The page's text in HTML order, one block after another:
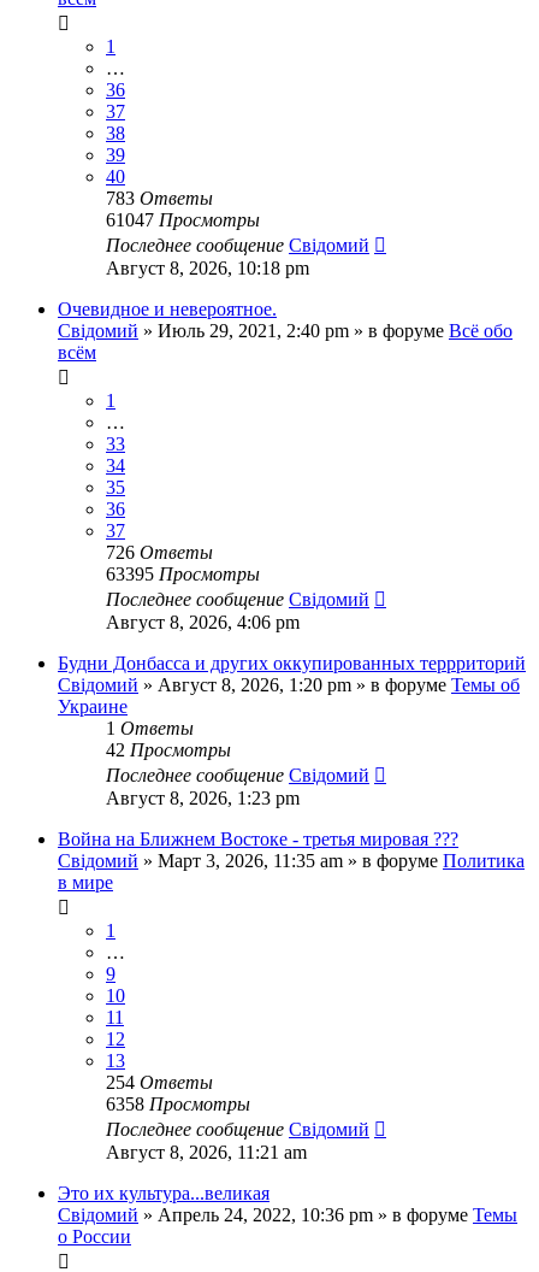
1
…
36
37
38
39
40
783 Ответы
61047 Просмотры
Последнее сообщение Свідомий
Август 8, 2026, 10:18 pm
Очевидное и невероятное.
Свідомий » Июль 29, 2021, 2:40 pm » в форуме Всё обо
всём
1
…
33
34
35
36
37
726 Ответы
63395 Просмотры
Последнее сообщение Свідомий
Август 8, 2026, 4:06 pm
Будни Донбасса и других оккупированных террриторий
Свідомий » Август 8, 2026, 1:20 pm » в форуме Темы об
Украине
1 Ответы
42 Просмотры
Последнее сообщение Свідомий
Август 8, 2026, 1:23 pm
Война на Ближнем Востоке - третья мировая ???
Свідомий » Март 3, 2026, 11:35 am » в форуме Политика
в мире
1
…
9
10
11
12
13
254 Ответы
6358 Просмотры
Последнее сообщение Свідомий
Август 8, 2026, 11:21 am
Это их культура...великая
Свідомий » Апрель 24, 2022, 10:36 pm » в форуме Темы
о России